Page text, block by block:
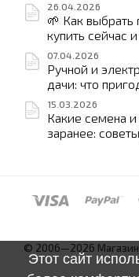
26.04.2026
🌱 Как выбрать
купить сейчас
07.04.2026
Ручной и
дачи: что
15.03.2026
Какие семена и
заранее:
© 2006—2026
Этот сайт